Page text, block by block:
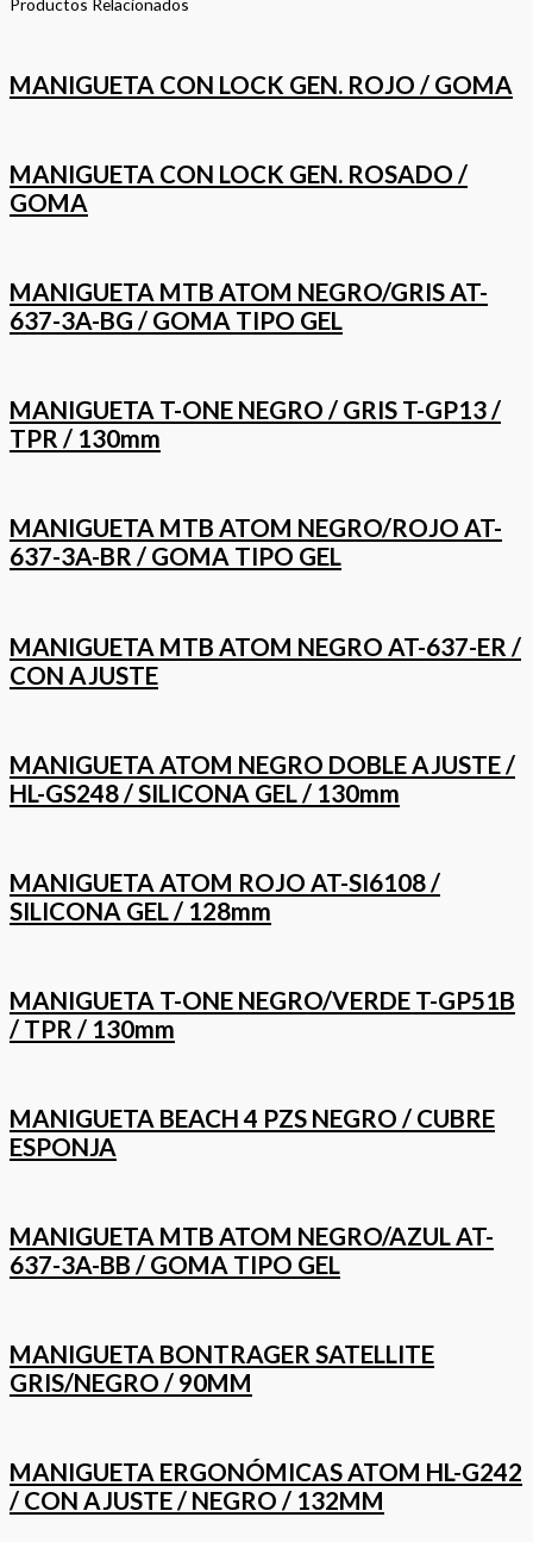
MANIGUETA CON LOCK GEN. ROJO / GOMA
MANIGUETA CON LOCK GEN. ROSADO /
GOMA
MANIGUETA MTB ATOM NEGRO/GRIS AT-
637-3A-BG / GOMA TIPO GEL
MANIGUETA T-ONE NEGRO / GRIS T-GP13 /
TPR / 130mm
MANIGUETA MTB ATOM NEGRO/ROJO AT-
637-3A-BR / GOMA TIPO GEL
MANIGUETA MTB ATOM NEGRO AT-637-ER /
CON AJUSTE
MANIGUETA ATOM NEGRO DOBLE AJUSTE /
HL-GS248 / SILICONA GEL / 130mm
MANIGUETA ATOM ROJO AT-SI6108 /
SILICONA GEL / 128mm
MANIGUETA T-ONE NEGRO/VERDE T-GP51B
/ TPR / 130mm
MANIGUETA BEACH 4 PZS NEGRO / CUBRE
ESPONJA
MANIGUETA MTB ATOM NEGRO/AZUL AT-
637-3A-BB / GOMA TIPO GEL
MANIGUETA BONTRAGER SATELLITE
GRIS/NEGRO / 90MM
MANIGUETA ERGONÓMICAS ATOM HL-G242
/ CON AJUSTE / NEGRO / 132MM